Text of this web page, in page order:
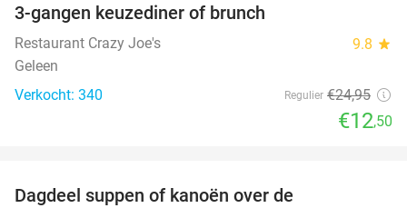
3-gangen keuzediner of brunch
Restaurant Crazy Joe's 9.8 star
Geleen
Verkocht: 340
Regulier €24,95
€12,50
Dagdeel suppen of kanoën over de